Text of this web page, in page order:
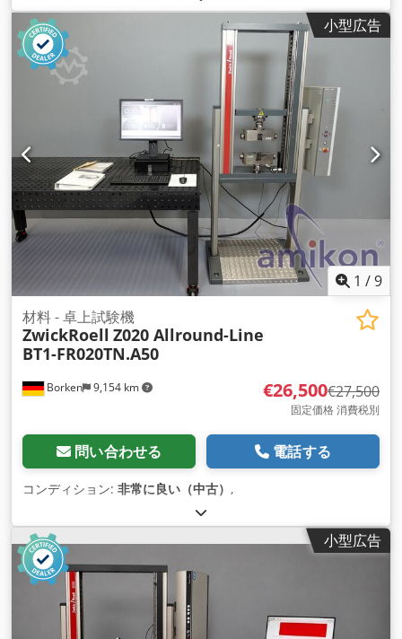
小型広告
1 /9
Borken 9,154 km
材料 - 卓上試験機
ZwickRoell Z020 Allround-Line
BT1-FR020TN.A50
€26,500€27,500
固定価格 消費税別
問い合わせる 電話する
コンディション: 非常に良い（中古） ,
小型広告